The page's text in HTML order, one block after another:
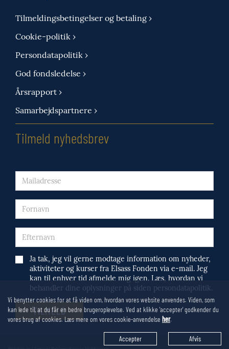
Tilmeldingsbetingelser og betaling ›
Cookie-politik ›
Persondatapolitik ›
God fondsledelse ›
Årsrapport ›
Samarbejdspartnere ›
Tilmeld nyhedsbrev
Ja tak, jeg vil gerne modtage information om nyheder,
aktiviteter og kurser fra Elsass Fonden via e-mail. Jeg
kan til enhver tid afmelde mig igen. Læs, hvordan vi
behandler dine oplysninger på siden persondatapolitik.
Vi benytter cookies for at få viden om, hvordan vores website anvendes. Viden, som
kan lede til, at du får en bedre brugeroplevelse. Ved at klikke 'accepter' godkender du
vores brug af cookies. Læs mere om vores cookie-anvendelse her.
Afvis
Accepter